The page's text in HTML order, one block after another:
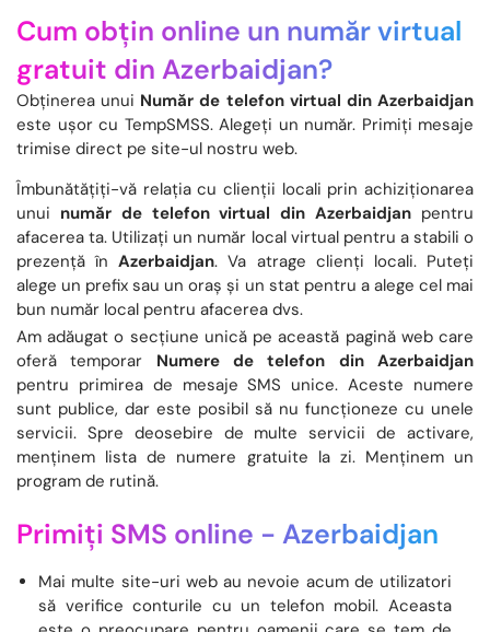
Cum obțin online un număr virtual
gratuit din Azerbaidjan?
Obținerea unui Număr de telefon virtual din Azerbaidjan
este ușor cu TempSMSS. Alegeți un număr. Primiți mesaje
trimise direct pe site-ul nostru web.
Îmbunătățiți-vă relația cu clienții locali prin achiziționarea
unui număr de telefon virtual din Azerbaidjan pentru
afacerea ta. Utilizați un număr local virtual pentru a stabili o
prezență înAzerbaidjan. Va atrage clienți locali. Puteți
alege un prefix sau un oraș și un stat pentru a alege cel mai
bun număr local pentru afacerea dvs.
Am adăugat o secțiune unică pe această pagină web care
oferă temporar Numere de telefon din Azerbaidjan
pentru primirea de mesaje SMS unice. Aceste numere
sunt publice, dar este posibil să nu funcționeze cu unele
servicii. Spre deosebire de multe servicii de activare,
menținem lista de numere gratuite la zi. Menținem un
program de rutină.
Primiți SMS online - Azerbaidjan
Mai multe site-uri web au nevoie acum de utilizatori
să verifice conturile cu un telefon mobil. Aceasta